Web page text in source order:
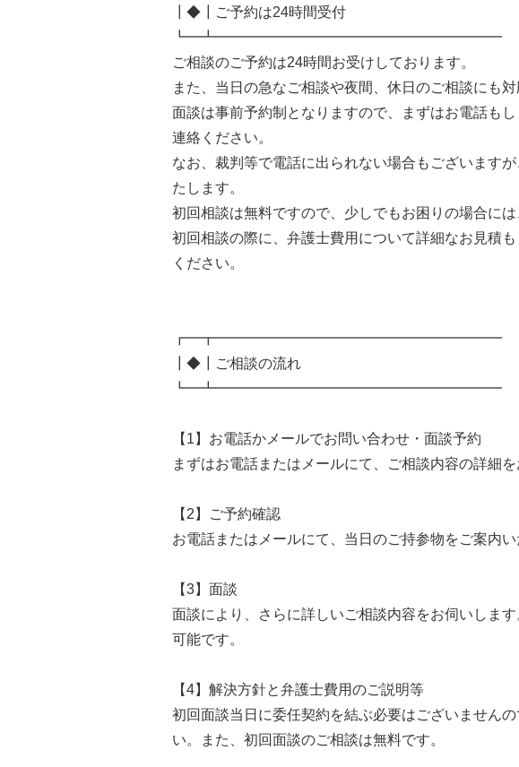
┃◆┃ご予約は24時間受付
┗━┻━━━━━━━━━━━━━━━━━━━━
ご相談のご予約は24時間お受けしております。
また、当日の急なご相談や夜間、休日のご相談にも対
面談は事前予約制となりますので、まずはお電話も
連絡ください。
なお、裁判等で電話に出られない場合もございます
たします。
初回相談は無料ですので、少しでもお困りの場合には
初回相談の際に、弁護士費用について詳細なお見積
ください。
┏━┳━━━━━━━━━━━━━━━━━━━━
┃◆┃ご相談の流れ
┗━┻━━━━━━━━━━━━━━━━━━━━
【1】お電話かメールでお問い合わせ・面談予約
まずはお電話またはメールにて、ご相談内容の詳細を
【2】ご予約確認
お電話またはメールにて、当日のご持参物をご案内い
【3】面談
面談により、さらに詳しいご相談内容をお伺いしま
可能です。
【4】解決方針と弁護士費用のご説明等
初回面談当日に委任契約を結ぶ必要はございません
い。また、初回面談のご相談は無料です。